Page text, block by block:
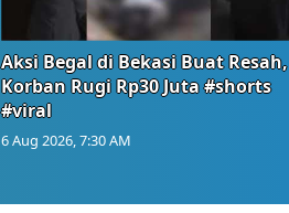
Aksi Begal di Bekasi Buat Resah,
Korban Rugi Rp30 Juta #shorts
#viral
6 Aug 2026, 7:30 AM